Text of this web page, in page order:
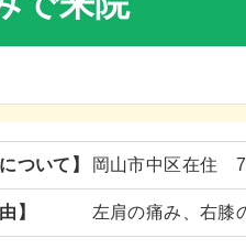
ついて】 岡山市中区在住
】 左肩の痛み、右膝